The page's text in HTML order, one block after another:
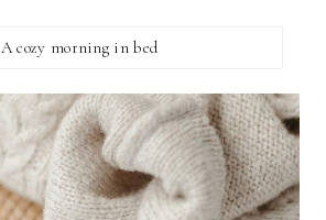
A cozy morning in bed